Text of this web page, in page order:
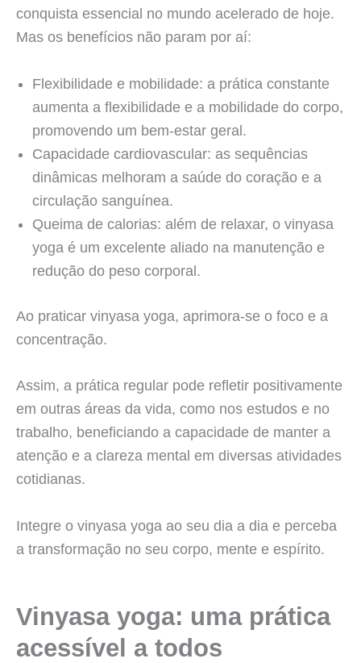
conquista essencial no mundo acelerado de hoje.
Mas os benefícios não param por aí:
Flexibilidade e mobilidade: a prática constante
aumenta a flexibilidade e a mobilidade do corpo,
promovendo um bem-estar geral.
Capacidade cardiovascular: as sequências
dinâmicas melhoram a saúde do coração e a
circulação sanguínea.
Queima de calorias: além de relaxar, o vinyasa
yoga é um excelente aliado na manutenção e
redução do peso corporal.
Ao praticar vinyasa yoga, aprimora-se o foco e a
concentração.
Assim, a prática regular pode refletir positivamente
em outras áreas da vida, como nos estudos e no
trabalho, beneficiando a capacidade de manter a
atenção e a clareza mental em diversas atividades
cotidianas.
Integre o vinyasa yoga ao seu dia a dia e perceba
a transformação no seu corpo, mente e espírito.
Vinyasa yoga: uma prática
acessível a todos